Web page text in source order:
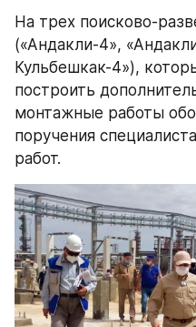
На трех поисково-
(«Андакли-4»,
Кульбешкак-4»),
построить
монтажные работы
поручения
работ.